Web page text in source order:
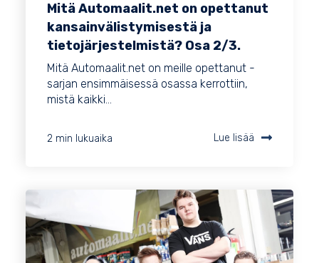
Mitä Automaalit.net on opettanut
kansainvälistymisestä ja
tietojärjestelmistä? Osa 2/3.
Mitä Automaalit.net on meille opettanut -
sarjan ensimmäisessä osassa kerrottiin,
mistä kaikki...
2 min lukuaika Lue lisää